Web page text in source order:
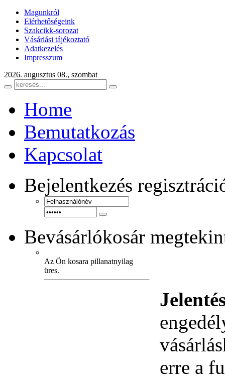
Magunkról
Elérhetőségeink
Szakcikk-sorozat
Vásárlási tájékoztató
Adatkezelés
Impresszum
2026. augusztus 08., szombat
Home
Bemutatkozás
Kapcsolat
Bejelentkezés
Bevásárlókosár
Az Ön kosara pillanatnyilag
üres.
erre a